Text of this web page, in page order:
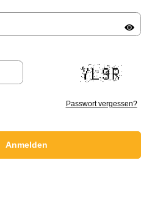
Passwort vergessen?
Anmelden